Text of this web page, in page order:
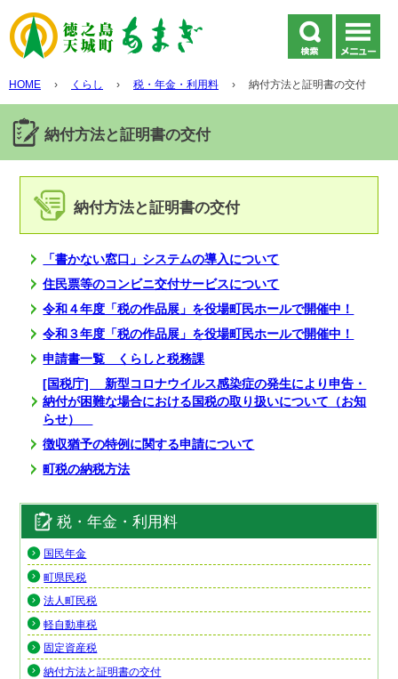
HOME › くらし › 税・年金・利用料 › 納付方法と証明書の交付
納付方法と証明書の交付
納付方法と証明書の交付
「書かない窓口」システムの導入について
住民票等のコンビニ交付サービスについて
令和４年度「税の作品展」を役場町民ホールで開催中！
令和３年度「税の作品展」を役場町民ホールで開催中！
申請書一覧 くらしと税務課
[国税庁] 新型コロナウイルス感染症の発生により申告・
納付が困難な場合における国税の取り扱いについて（お知
らせ）
徴収猶予の特例に関する申請について
町税の納税方法
税・年金・利用料
国民年金
町県民税
法人町民税
軽自動車税
固定資産税
納付方法と証明書の交付